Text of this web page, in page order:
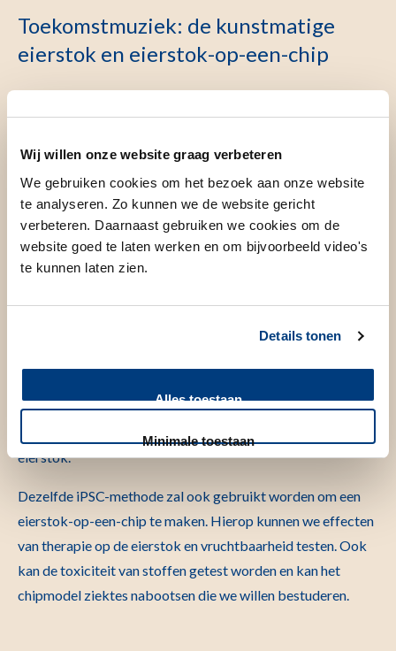
Wij willen onze website graag verbeteren
We gebruiken cookies om het bezoek aan onze website
te analyseren. Zo kunnen we de website gericht
verbeteren. Daarnaast gebruiken we cookies om de
website goed te laten werken en om bijvoorbeeld video's
te kunnen laten zien.
Details tonen
Alles toestaan
Minimale toestaan
Toekomstmuziek: de kunstmatige
eierstok en eierstok-op-een-chip
Uit onderzoek weten we welke cellen en chemische signalen
kunnen vervolgens worden gebruikt voor
(IVF), waarna een embryo teruggeplaatst wordt. Als het lukt
om deze methode te ontwikkelen, kunnen vrouwen die
eierstokweefsel hebben laten invriezen hiervan profiteren.
We hopen dat in de toekomst ook andere onvruchtbare
vrouwen geholpen kunnen worden door gebruik te maken
geprogrammeerd, zodat ze het vermogen hebben om elk
eierstok.
Dezelfde iPSC-methode zal ook gebruikt worden om een
eierstok-op-een-chip te maken. Hierop kunnen we effecten
van therapie op de eierstok en vruchtbaarheid testen. Ook
kan de toxiciteit van stoffen getest worden en kan het
chipmodel ziektes nabootsen die we willen bestuderen.